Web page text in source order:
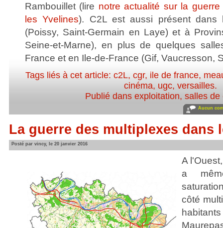
Rambouillet (lire notre actualité sur la
les Yvelines). C2L est aussi présent dans
(Poissy, Saint-Germain en Laye) et à
Seine-et-Marne), en plus de quelques
France et en Ile-de-France (Gif, Vaucresson,
Tags liés à cet article: c2L, cgr, ile de france,
cinéma, ugc,versailles.
Publié dans exploitation, salles de
Aucun
La guerre des multiplexes dans
Posté par vincy, le 20 janvier 2016
A
a
côté